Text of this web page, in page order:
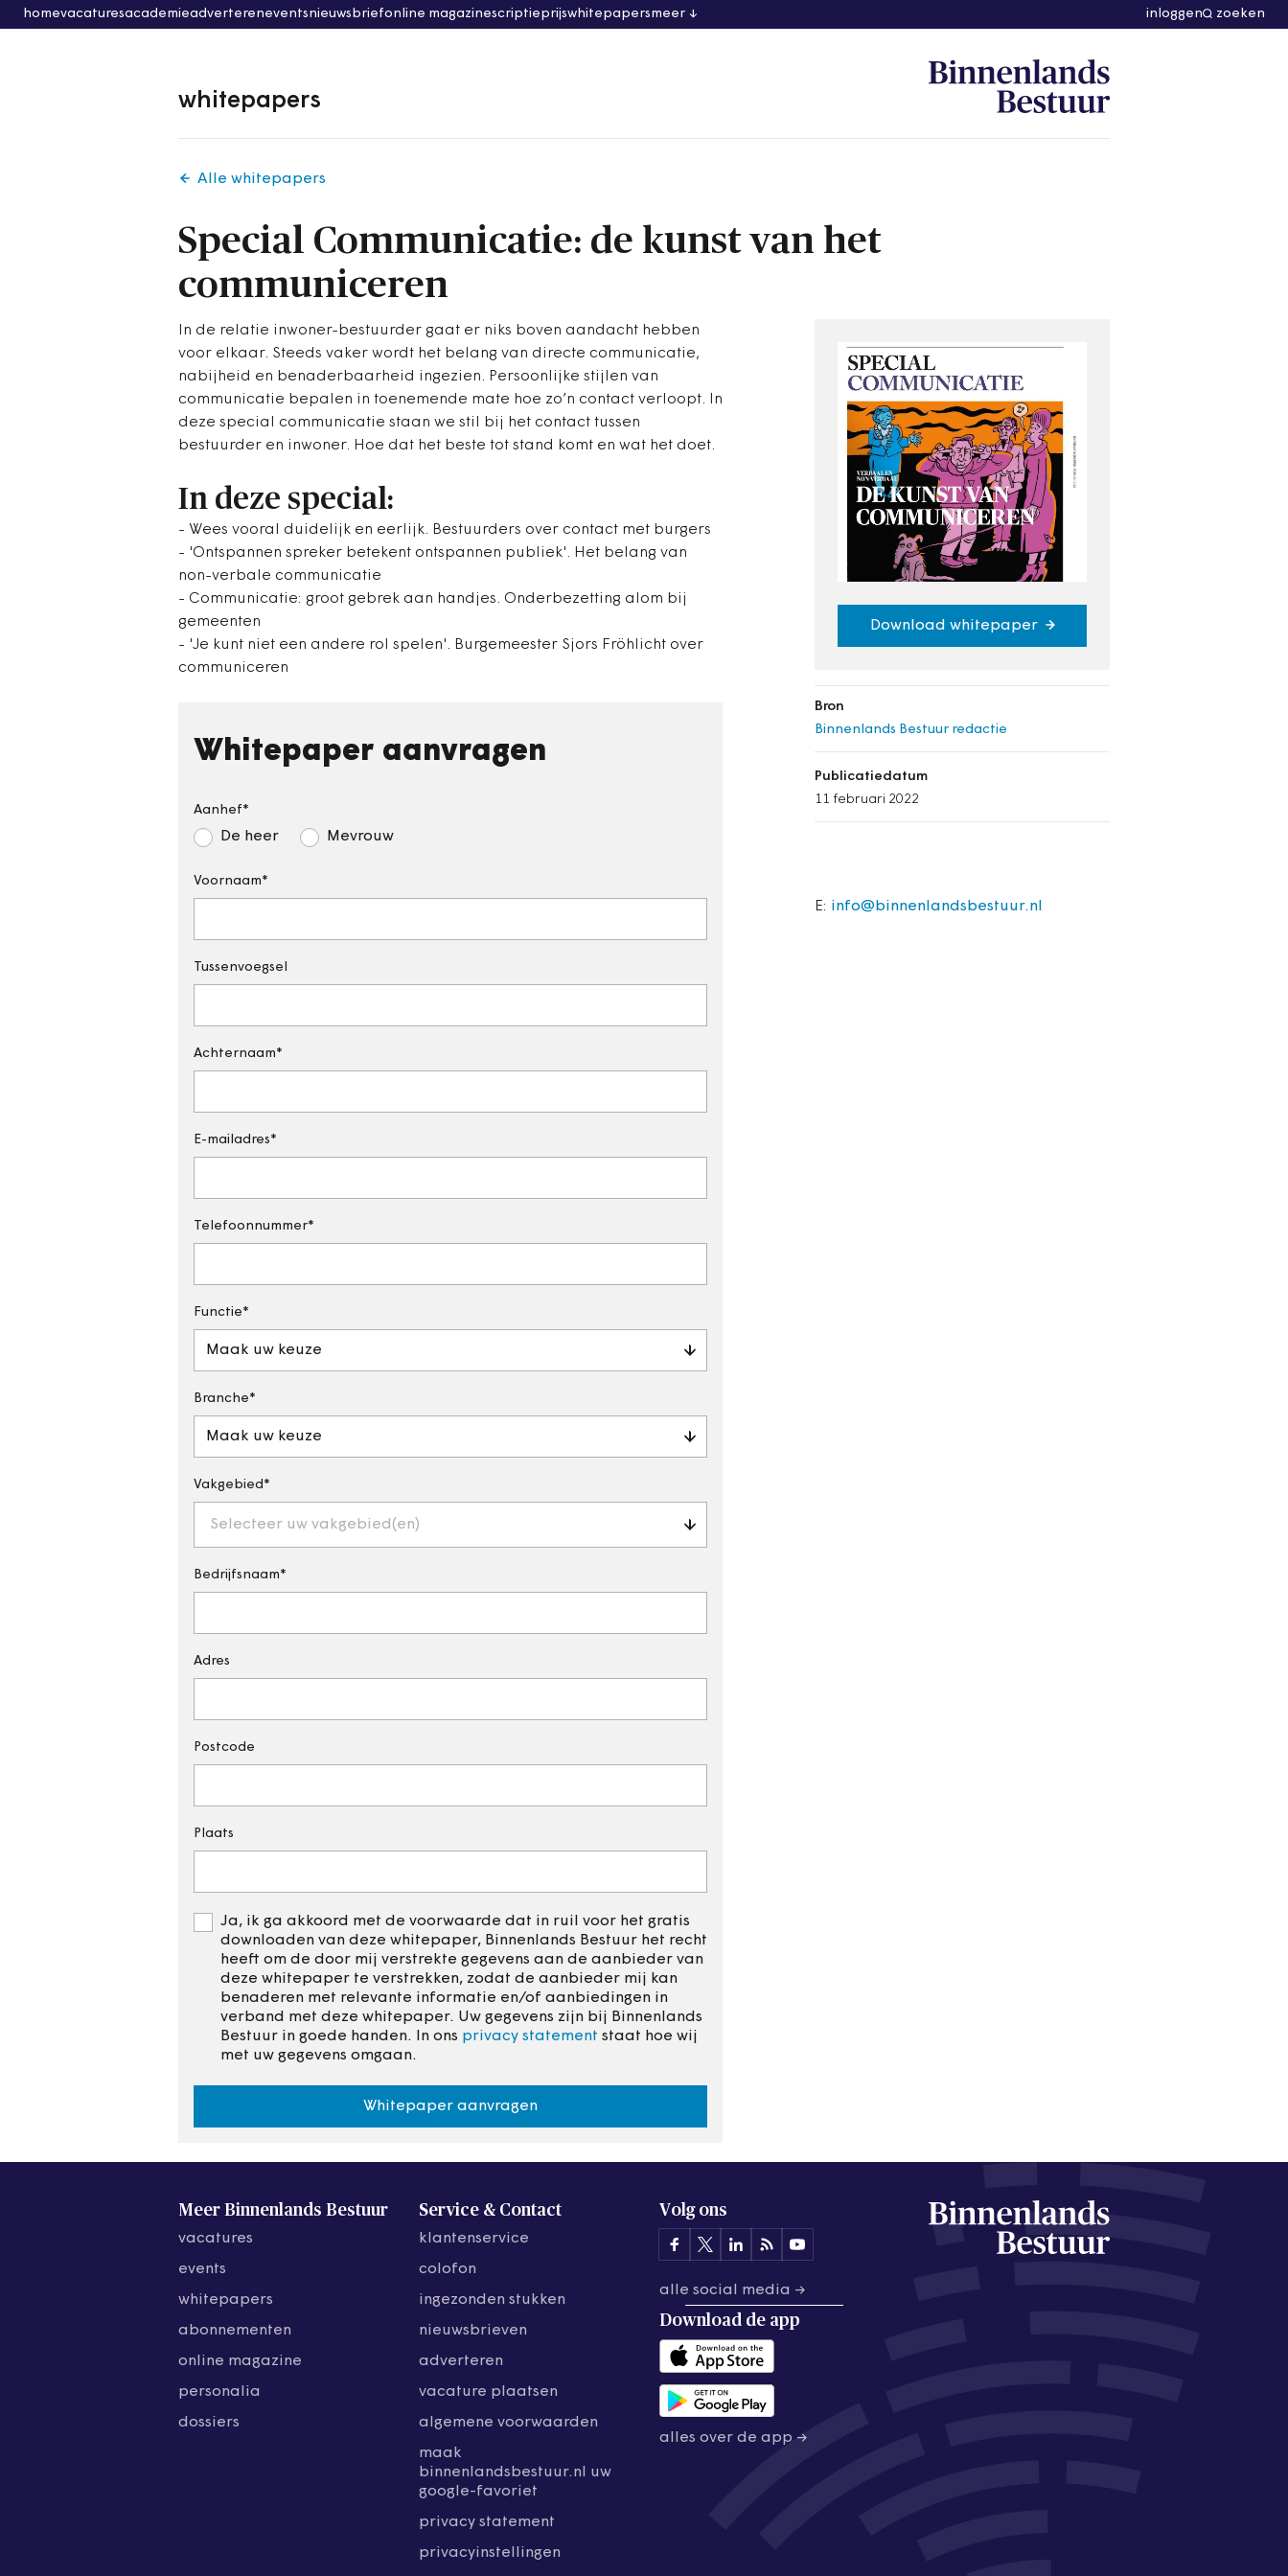
homevacaturesacademieadvertereneventsnieuwsbriefonline magazinescriptieprijswhitepapersmeer inloggen zoeken
whitepapers
Alle whitepapers
Special Communicatie: de kunst van het
communiceren
In de relatie inwoner-bestuurder gaat er niks boven aandacht hebben
voor elkaar. Steeds vaker wordt het belang van directe communicatie,
nabijheid en benaderbaarheid ingezien. Persoonlijke stijlen van
communicatie bepalen in toenemende mate hoe zo’n contact verloopt. In
deze special communicatie staan we stil bij het contact tussen
bestuurder en inwoner. Hoe dat het beste tot stand komt en wat het doet.
In deze special:
- Wees vooral duidelijk en eerlijk. Bestuurders over contact met burgers
- 'Ontspannen spreker betekent ontspannen publiek'. Het belang van
non-verbale communicatie
- Communicatie: groot gebrek aan handjes. Onderbezetting alom bij
gemeenten
- 'Je kunt niet een andere rol spelen'. Burgemeester Sjors Fröhlicht over
communiceren
Whitepaper aanvragen
Aanhef
De heer Mevrouw
Voornaam
Tussenvoegsel
Achternaam
E-mailadres
Telefoonnummer
Functie
Maak uw keuze
Branche
Maak uw keuze
Vakgebied
Selecteer uw vakgebied(en)
Bedrijfsnaam
Adres
Postcode
Plaats
Ja, ik ga akkoord met de voorwaarde dat in ruil voor het gratis
downloaden van deze whitepaper, Binnenlands Bestuur het recht
heeft om de door mij verstrekte gegevens aan de aanbieder van
deze whitepaper te verstrekken, zodat de aanbieder mij kan
benaderen met relevante informatie en/of aanbiedingen in
verband met deze whitepaper. Uw gegevens zijn bij Binnenlands
Bestuur in goede handen. In ons privacy statement staat hoe wij
met uw gegevens omgaan.
Whitepaper aanvragen
Download whitepaper
Bron
Binnenlands Bestuur redactie
Publicatiedatum
11 februari 2022
E: info@binnenlandsbestuur.nl
Meer Binnenlands Bestuur
vacatures
events
whitepapers
abonnementen
online magazine
personalia
dossiers
Service & Contact
klantenservice
colofon
ingezonden stukken
nieuwsbrieven
adverteren
vacature plaatsen
algemene voorwaarden
maak
binnenlandsbestuur.nl uw
google-favoriet
privacy statement
privacyinstellingen
Volg ons
alle social media →
Download de app
alles over de app →